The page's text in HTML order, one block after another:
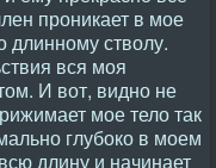
проникает в мое
длинному стволу.
вся моя
И вот, видно не
мое тело так
глубоко в моем
длину и начинает